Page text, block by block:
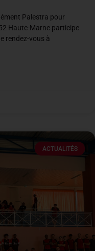
Palestra pour
Haute-Marne participe
rendez-vous à
ACTUALITÉS